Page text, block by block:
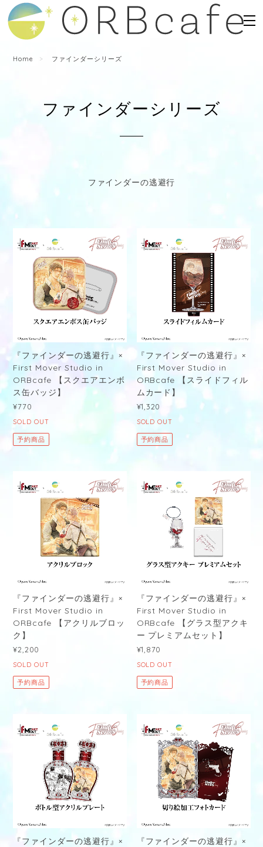
Home ファインダーシリーズ
ファインダーシリーズ
ファインダーの逃避行
『ファインダーの逃避行』×
First Mover Studio in
ORBcafe 【スクエアエンボ
ス缶バッジ】
¥770
SOLD OUT
予約商品
『ファインダーの逃避行』×
First Mover Studio in
ORBcafe 【スライドフィル
ムカード】
¥1,320
SOLD OUT
予約商品
『ファインダーの逃避行』×
First Mover Studio in
ORBcafe 【アクリルブロッ
ク】
¥2,200
SOLD OUT
予約商品
『ファインダーの逃避行』×
First Mover Studio in
ORBcafe 【グラス型アクキ
ー プレミアムセット】
¥1,870
SOLD OUT
予約商品
『ファインダーの逃避行』×
『ファインダーの逃避行』×